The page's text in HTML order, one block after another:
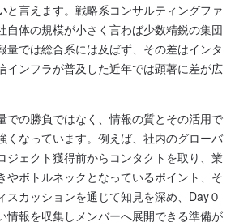
と言えます。戦略系コンサルティングファ
自体の規模が小さく言わば少数精鋭の集団
量では総合系には及ばず、その差はインタ
インフラが普及した近年では顕著に差が広
での勝負ではなく、情報の質とその活用で
くなっています。例えば、社内のグローバ
ジェクト獲得前からコンタクトを取り、業
やボトルネックとなっているポイント、そ
スカッションを通じて知見を深め、Day０
情報を収集しメンバーへ展開できる準備が